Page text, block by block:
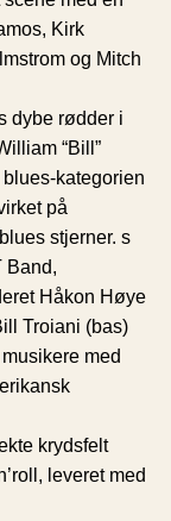
Kirk
og Mitch
dybe rødder i
“Bill”
på
stjerner. s
Band,
Håkon Høye
Troiani (bas)
med
krydsfelt
leveret med